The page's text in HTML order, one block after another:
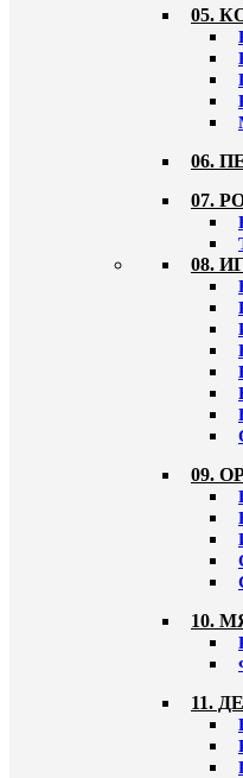
05.
06.
07.
08.
09.
10.
11.